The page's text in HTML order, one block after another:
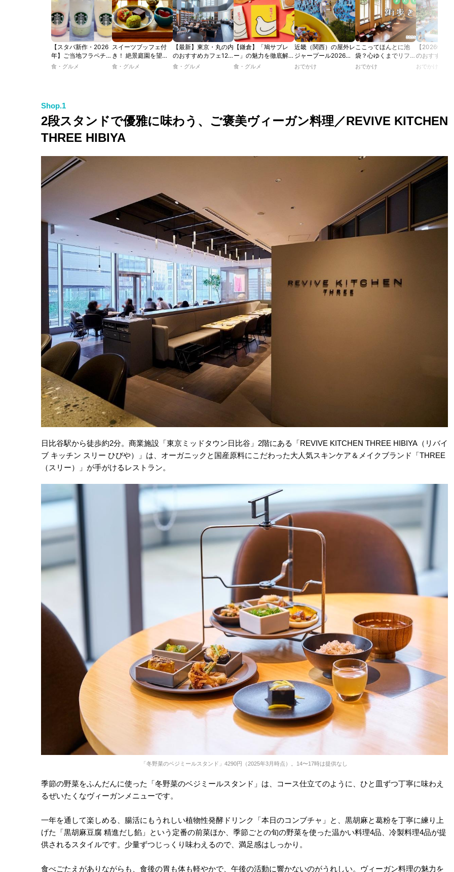
【スタバ新作・2026
年】ご当地フラペチー
ノが新登場！ 地域と
森・群馬・沖縄で始
動。6種類を飲んで実
食レポート
食・グルメ
スイーツブッフェ付
き！ 絶景庭園を望む
ホテルレストランで味
食・グルメ
【最新】東京・丸の内
のおすすめカフェ12
選｜ひとりでゆったり
食・グルメ
【鎌倉】「鳩サブレ
ー」の魅力を徹底解
説！ 定番商品から限
食・グルメ
近畿（関西）の屋外レ
ジャープール2026！
ウォータースライダー
おでかけ
ここってほんとに池
袋？心ゆくまでリフレ
ッシュできる池袋・街
おでかけ
【2026年最
のおすすめの
ル人気10選
おでかけ
Shop.1
2段スタンドで優雅に味わう、ご褒美ヴィーガン料理／REVIVE KITCHEN
THREE HIBIYA
日比谷駅から徒歩約2分。商業施設「東京ミッドタウン日比谷」2階にある「REVIVE KITCHEN THREE HIBIYA（リバイ
ブ キッチン スリー ひびや）」は、オーガニックと国産原料にこだわった大人気スキンケア＆メイクブランド「THREE
（スリー）」が手がけるレストラン。
「冬野菜のベジミールスタンド」4290円（2025年3月時点）。14〜17時は提供なし
季節の野菜をふんだんに使った「冬野菜のベジミールスタンド」は、コース仕立てのように、ひと皿ずつ丁寧に味わえ
るぜいたくなヴィーガンメニューです。
一年を通して楽しめる、腸活にもうれしい植物性発酵ドリンク「本日のコンブチャ」と、黒胡麻と葛粉を丁寧に練り上
げた「黒胡麻豆腐 精進だし餡」という定番の前菜ほか、季節ごとの旬の野菜を使った温かい料理4品、冷製料理4品が提
供されるスタイルです。少量ずつじっくり味わえるので、満足感はしっかり。
食べごたえがありながらも、食後の胃も体も軽やかで、午後の活動に響かないのがうれしい。ヴィーガン料理の魅力を